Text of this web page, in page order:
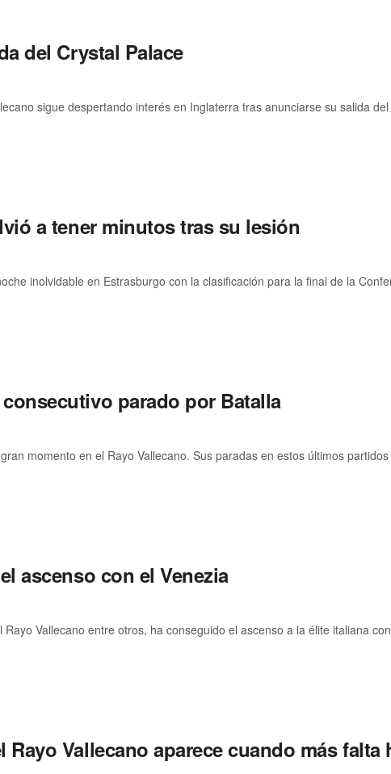
del Crystal Palace
sigue despertando interés en Inglaterra tras anunciarse su salida
a tener minutos tras su lesión
inolvidable en Estrasburgo con la clasificación para la final de la
parado por Batalla
momento en el Rayo Vallecano. Sus paradas en estos últimos
ascenso con el Venezia
Rayo Vallecano entre otros, ha conseguido el ascenso a la élite italiana
Rayo Vallecano aparece cuando más falta